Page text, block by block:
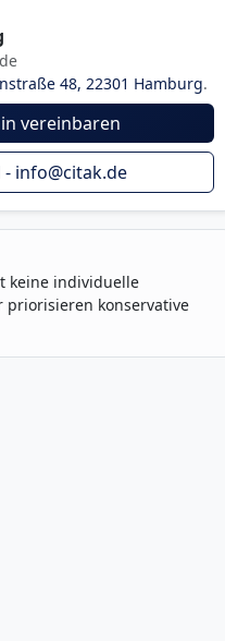
48, 22301 Hamburg.
vereinbaren
- info@citak.de
keine individuelle
priorisieren konservative